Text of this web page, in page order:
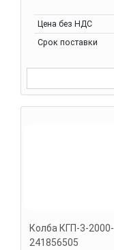
Цена без НДС
Срок поставки
Колба КГП-3-
241856505